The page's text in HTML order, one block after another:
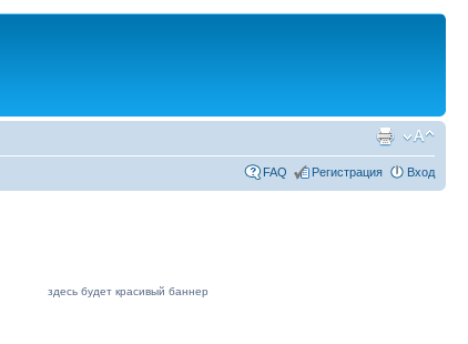
FAQ Регистрация Вход
здесь будет красивый баннер